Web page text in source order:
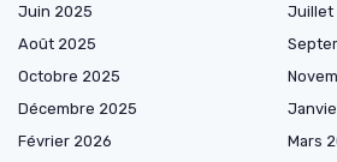
Juin 2025
Juillet
Août 2025
Octobre 2025
Décembre 2025
Février 2026
Mars